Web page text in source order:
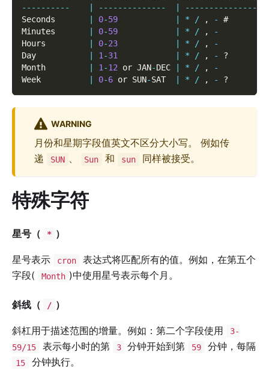
-- -- -- -- -- -- -- -- -- -- -- -- -- -- -- -- -- -- -- --
Seconds
0-59 * / , -
#
Minutes
0-59 * / ,
-
Hours
0-23 * / ,
-
Day
1-31 * / , -
?
Month
1-12 or JAN-DEC * / ,
-
Week
0-6 or SUN-SAT * / , - ?
WARNING
月份和星期字段值英文不区分大小写。 例如传
递
SUN 、 Sun 和 sun 同样被接受。
特殊字符
星号（ * ）
星号表示 cron
表达式将匹配所有的值。例如，在第五个
字段(
Month )中使用星号表示每个月。
斜线（ / ）
斜杠用于描述范围的增量。例如：第二个字段使用
3-
59/15
表示每小时的第 3 分钟开始到第 59 分钟，每隔
15 分钟执行。